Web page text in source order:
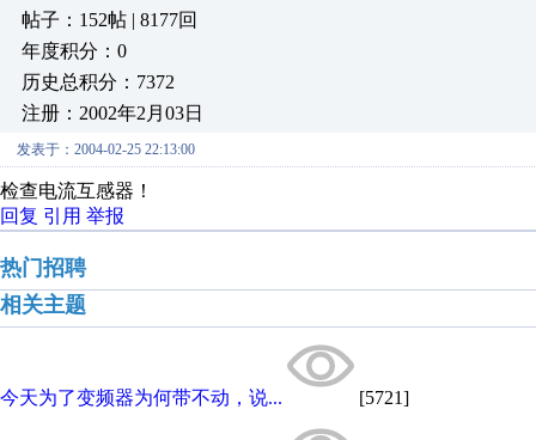
帖子：152帖 | 8177回
年度积分：0
历史总积分：7372
注册：2002年2月03日
发表于：2004-02-25 22:13:00
检查电流互感器！
回复 引用 举报
热门招聘
相关主题
今天为了变频器为何带不动，说... [5721]